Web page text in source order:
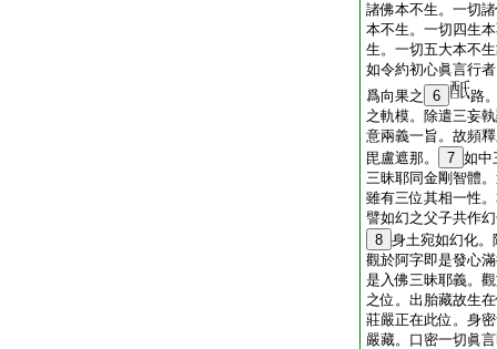
諸佛本不生。一切
本不生。一切四生
生。一切五大本不
如令約初心眞言行
爲向果之
6
路
之軌模。除遣三妄
意兩義一旨。故頻
毘盧遮那。
7 如中
三昧耶同金剛智體
雖有三位其相一性
譬如幻之父子共作
8 身土宛如幻化
觀於阿字即是發心
是入佛三昧耶義。
之位。出胎藏故生
莊嚴正在此位。身
嚴藏。口密一切眞